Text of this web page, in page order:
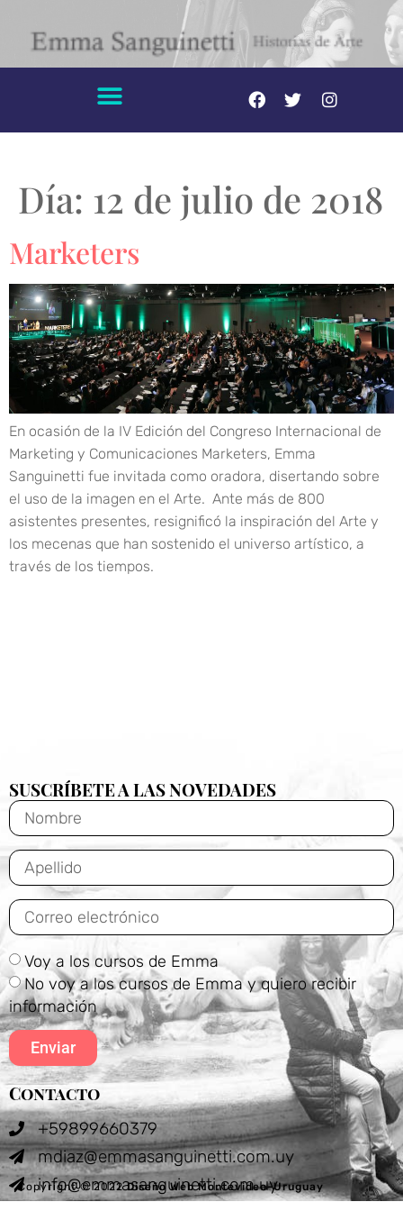
Día: 12 de julio de 2018
Marketers
En ocasión de la IV Edición del Congreso Internacional de
Marketing y Comunicaciones Marketers, Emma
Sanguinetti fue invitada como oradora, disertando sobre
el uso de la imagen en el Arte. Ante más de 800
asistentes presentes, resignificó la inspiración del Arte y
los mecenas que han sostenido el universo artístico, a
través de los tiempos.
SUSCRÍBETE A LAS NOVEDADES
Voy a los cursos de Emma
No voy a los cursos de Emma y quiero recibir
información
Enviar
Contacto
+59899660379
mdiaz@emmasanguinetti.com.uy
info@emmasanguinetti.com.uy
Copyright © 2022Diseño Web Montevideo-Uruguay